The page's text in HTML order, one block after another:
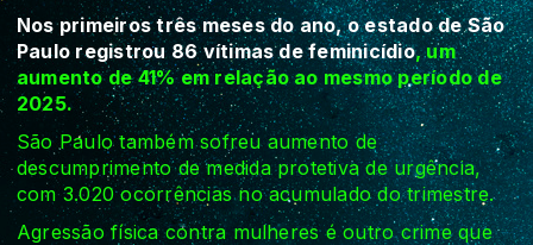
Nos primeiros três meses do ano, o estado de São
Paulo registrou 86 vítimas de feminicídio, um
aumento de 41% em relação ao mesmo período de
2025.
São Paulo também sofreu aumento de
descumprimento de medida protetiva de urgência,
com 3.020 ocorrências no acumulado do trimestre.
Agressão física contra mulheres é outro crime que